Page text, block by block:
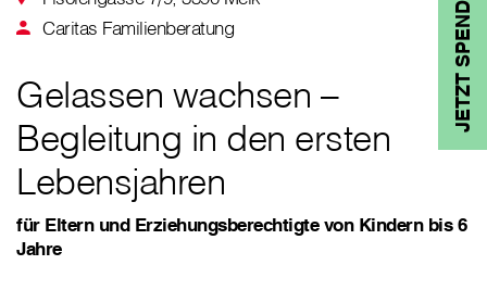
JETZT SPENDEN
Caritas Familienberatung
Gelassen wachsen –
Begleitung in den ersten
Lebensjahren
für Eltern und Erziehungsberechtigte von Kindern bis 6
Jahre